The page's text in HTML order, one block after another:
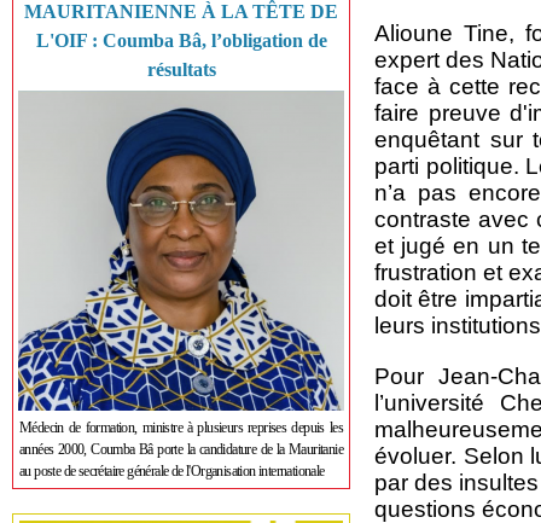
MAURITANIENNE À LA TÊTE DE
L'OIF : Coumba Bâ, l’obligation de
résultats
Médecin de formation, ministre à plusieurs reprises depuis les
années 2000, Coumba Bâ porte la candidature de la Mauritanie
au poste de secrétaire générale de l'Organisation internationale
Alioune Tine,
expert des
face à cette
faire preuve
enquêtant sur
parti politique.
n’a pas
contraste avec
et jugé en un
frustration et
doit être
leurs
Pour Jean-
l’université
évoluer. Selon
par des
questions